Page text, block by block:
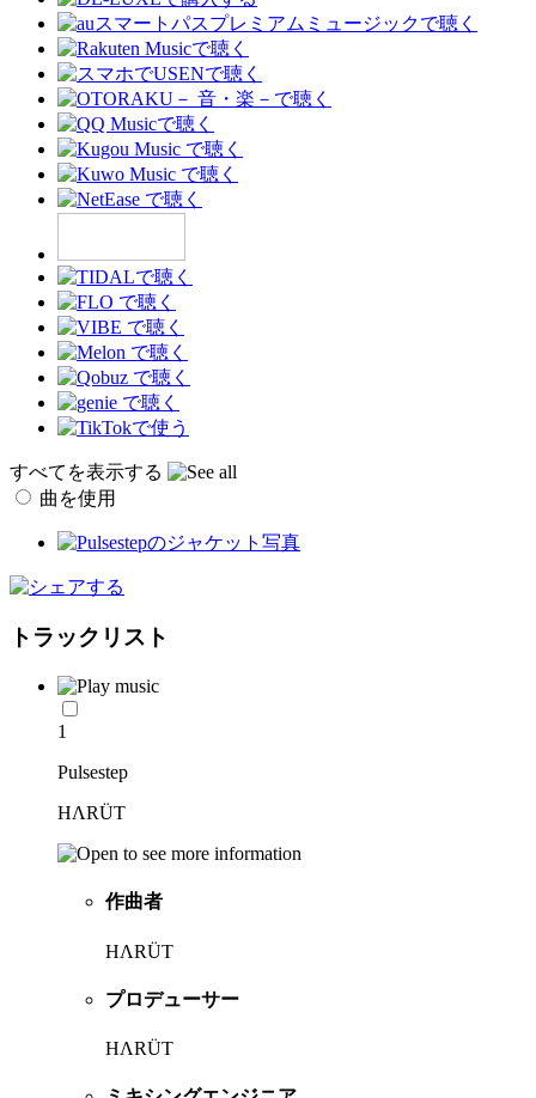
すべてを表示する
曲を使用
トラックリスト
1
Pulsestep
HΛRÜT
作曲者
HΛRÜT
プロデューサー
HΛRÜT